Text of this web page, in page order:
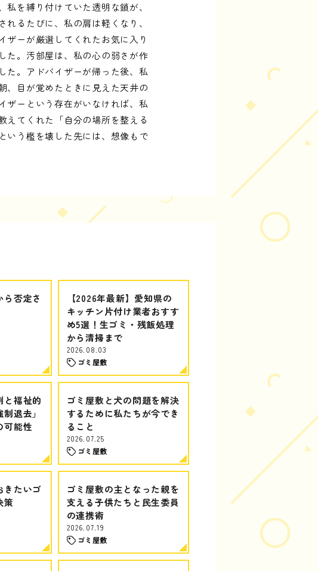
を縛り付けていた透明な鎖が、
るたびに、私の肩は軽くなり、
ーが厳選してくれたお気に入り
た。汚部屋は、私の心の弱さが作
た。アドバイザーが帰った後、私
、目が覚めたときに見えた天井の
ザーという存在がいなければ、私
えてくれた「自分の場所を整える
いう檻を壊した先には、想像もで
否定さ
【2026年最新】愛知県の
キッチン片付け業者おすす
め5選！生ゴミ・残飯処理
から清掃まで
2026.08.03
ゴミ屋敷
と福祉的
退去」
可能性
ゴミ屋敷と犬の問題を解決
するために私たちが今でき
ること
2026.07.25
ゴミ屋敷
きたいゴ
策
ゴミ屋敷の主となった親を
支える子供たちと民生委員
の連携術
2026.07.19
ゴミ屋敷